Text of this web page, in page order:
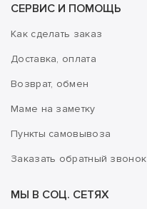
СЕРВИС И ПОМОЩЬ
Как сделать заказ
Доставка, оплата
Возврат, обмен
Маме на заметку
Пункты самовывоза
Заказать обратный звонок
МЫ В СОЦ. СЕТЯХ